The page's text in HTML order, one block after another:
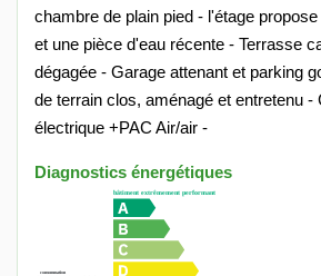
chambre de plain pied - l'étage
et une pièce d'eau récente - Terrasse
dégagée - Garage attenant et parking
de terrain clos, aménagé et entretenu -
électrique +PAC Air/air -
Diagnostics énergétiques